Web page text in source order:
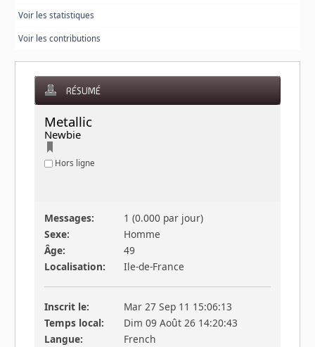
Voir les statistiques
Voir les contributions
RÉSUMÉ
Metallic
Newbie
Hors ligne
Messages:
1 (0.000 par jour)
Sexe:
Homme
Âge:
49
Localisation:
Ile-de-France
Inscrit le:
Mar 27 Sep 11 15:06:13
Temps local:
Dim 09 Août 26 14:20:43
Langue:
French